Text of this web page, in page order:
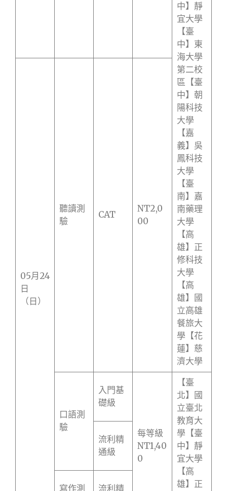
中】靜
宜大學
【臺
中】東
海大學
第二校
區【臺
中】朝
陽科技
大學
【嘉
義】吳
鳳科技
大學
【臺
南】嘉
南藥理
大學
【高
雄】正
修科技
大學
【高
雄】國
立高雄
餐旅大
學【花
蓮】慈
濟大學
05月24
日
（日）
聽讀測
驗
CAT
NT2,0
00
口語測
驗
入門基
礎級
每等級
NT1,40
0
【臺
北】國
立臺北
教育大
學【臺
中】靜
宜大學
【高
雄】正
流利精
通級
寫作測 流利精